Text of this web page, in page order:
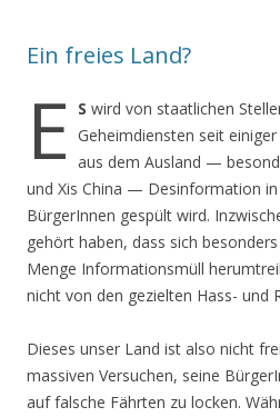
Ein freies Land?
E S wird von staatlichen
Geheimdiensten seit
aus dem Ausland —
und Xis China — Desinformation
BürgerInnen gespült wird.
gehört haben, dass sich
Menge Informationsmüll
nicht von den gezielten Hass- und
Dieses unser Land ist also nicht
massiven Versuchen, seine
auf falsche Fährten zu locken.